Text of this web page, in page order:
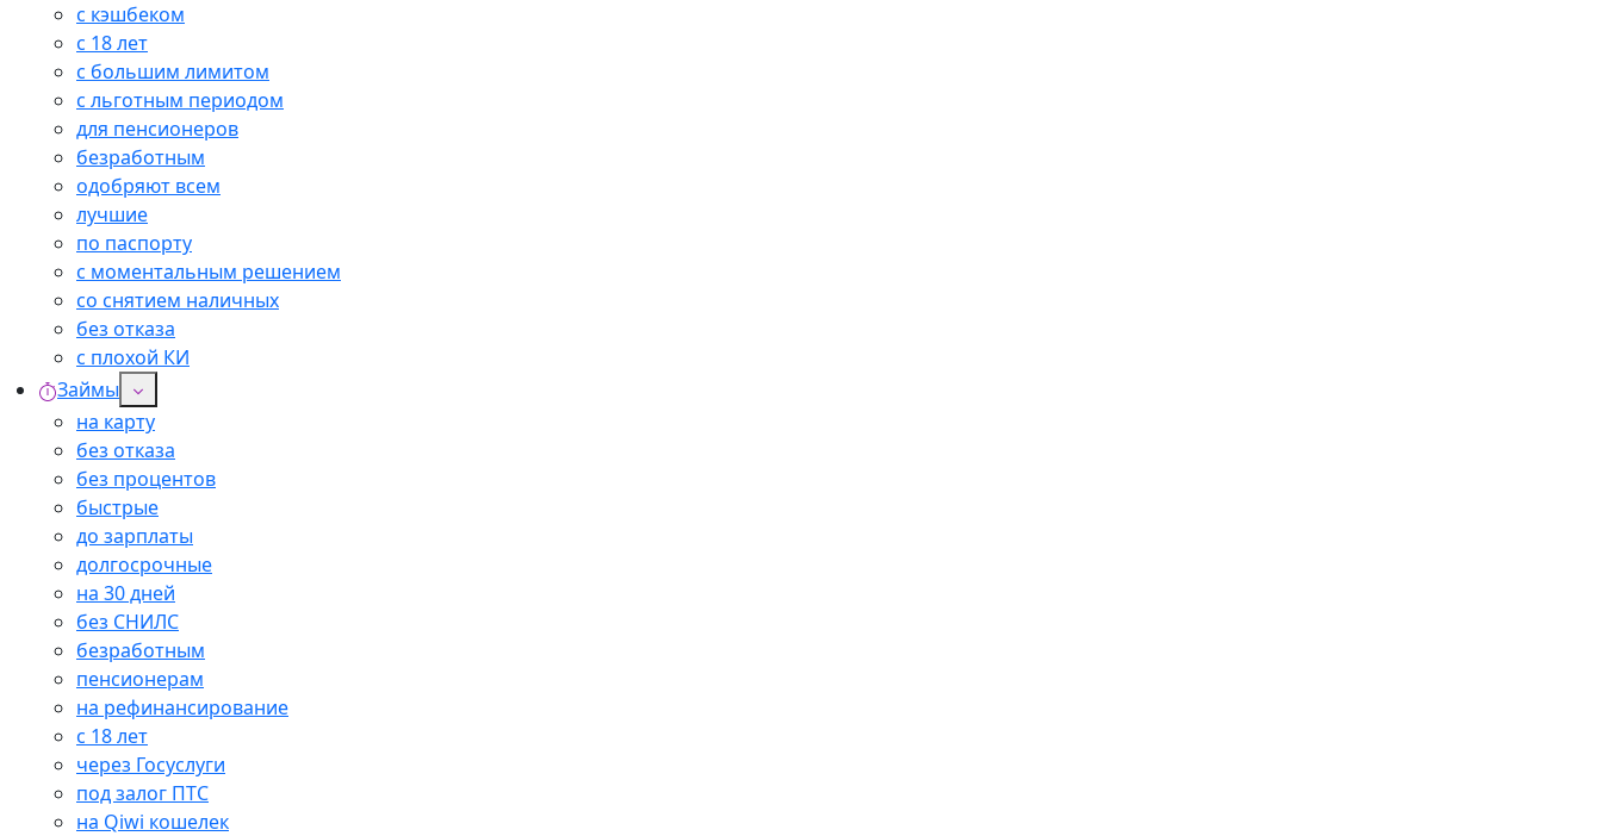
с кэшбеком
с 18 лет
с большим лимитом
с льготным периодом
для пенсионеров
безработным
одобряют всем
лучшие
по паспорту
с моментальным решением
со снятием наличных
без отказа
с плохой КИ
Займы
на карту
без отказа
без процентов
быстрые
до зарплаты
долгосрочные
на 30 дней
без СНИЛС
безработным
пенсионерам
на рефинансирование
с 18 лет
через Госуслуги
под залог ПТС
на Qiwi кошелек